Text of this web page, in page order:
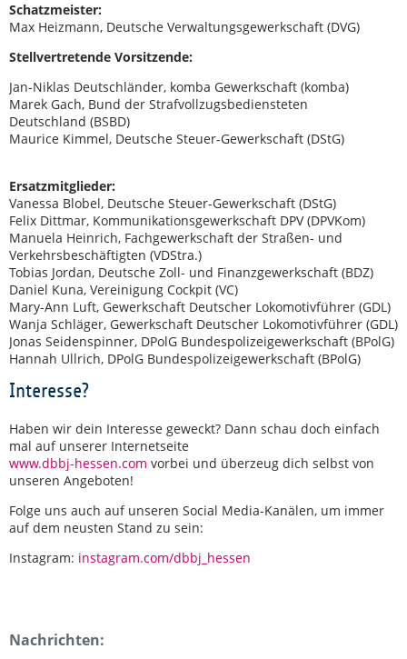
Schatzmeister:
Max Heizmann, Deutsche Verwaltungsgewerkschaft (DVG)
Stellvertretende Vorsitzende:
Jan-Niklas Deutschländer, komba Gewerkschaft (komba)
Marek Gach, Bund der Strafvollzugsbediensteten
Deutschland (BSBD)
Maurice Kimmel, Deutsche Steuer-Gewerkschaft (DStG)
Ersatzmitglieder:
Vanessa Blobel, Deutsche Steuer-Gewerkschaft (DStG)
Felix Dittmar, Kommunikationsgewerkschaft DPV (DPVKom)
Manuela Heinrich, Fachgewerkschaft der Straßen- und
Verkehrsbeschäftigten (VDStra.)
Tobias Jordan, Deutsche Zoll- und Finanzgewerkschaft (BDZ)
Daniel Kuna, Vereinigung Cockpit (VC)
Mary-Ann Luft, Gewerkschaft Deutscher Lokomotivführer (GDL)
Wanja Schläger, Gewerkschaft Deutscher Lokomotivführer (GDL)
Jonas Seidenspinner, DPolG Bundespolizeigewerkschaft (BPolG)
Hannah Ullrich, DPolG Bundespolizeigewerkschaft (BPolG)
Interesse?
Haben wir dein Interesse geweckt? Dann schau doch einfach
mal auf unserer Internetseite
www.dbbj-hessen.com vorbei und überzeug dich selbst von
unseren Angeboten!
Folge uns auch auf unseren Social Media-Kanälen, um immer
auf dem neusten Stand zu sein:
Instagram: instagram.com/dbbj_hessen
Nachrichten: